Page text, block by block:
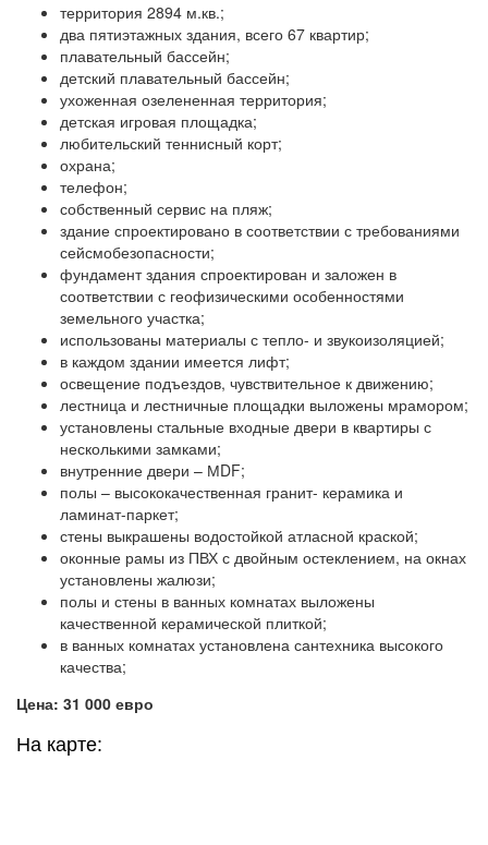
территория 2894 м.кв.;
два пятиэтажных здания, всего 67 квартир;
плавательный бассейн;
детский плавательный бассейн;
ухоженная озелененная территория;
детская игровая площадка;
любительский теннисный корт;
охрана;
телефон;
собственный сервис на пляж;
здание спроектировано в соответствии с требованиями
сейсмобезопасности;
фундамент здания спроектирован и заложен в
соответствии с геофизическими особенностями
земельного участка;
использованы материалы с тепло- и звукоизоляцией;
в каждом здании имеется лифт;
освещение подъездов, чувствительное к движению;
лестница и лестничные площадки выложены мрамором;
установлены стальные входные двери в квартиры с
несколькими замками;
внутренние двери – МDF;
полы – высококачественная гранит- керамика и
ламинат-паркет;
стены выкрашены водостойкой атласной краской;
оконные рамы из ПВХ с двойным остеклением, на окнах
установлены жалюзи;
полы и стены в ванных комнатах выложены
качественной керамической плиткой;
в ванных комнатах установлена сантехника высокого
качества;
Цена: 31 000 евро
На карте: